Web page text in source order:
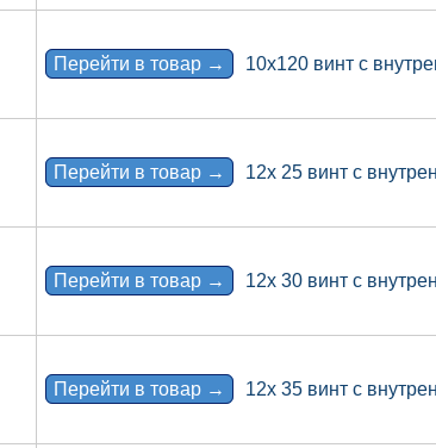
Перейти в товар → 10x120 винт с
Перейти в товар → 12x 25 винт с
Перейти в товар → 12x 30 винт с
Перейти в товар → 12x 35 винт с